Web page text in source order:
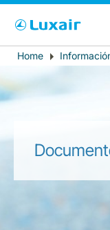
País de residencia
Breadcrumb
Home